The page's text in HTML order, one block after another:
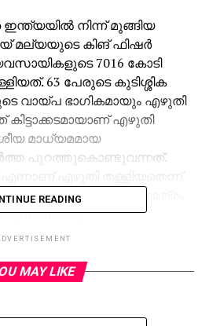
ഇന്ത്യയില്‍ നിന്ന് മുങ്ങിയ
മല്യയുടെ കിങ് ഫിഷര്‍
7016 കോടി
63 പേരുടെ കുടിശ്ശിക
വായ്പ ഭാഗികമായും എഴുതി
എഴുതി
മാധ്യമമായ
പുറത്തുകൊണ്ടുവന്നത്.
എയര്‍ലൈന്‍സിന്റെ മാത്രം
എസ്.ബി.ഐ
ജൂണ്‍ 30 വരെ എസ്ബിഐ
വെളിപ്പെടുത്തി.
READING
MAY LIKE